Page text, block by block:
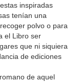
inspiradas
tenían una
polvo o para
el Libro ser
que ni siquiera
de ediciones
de aquel